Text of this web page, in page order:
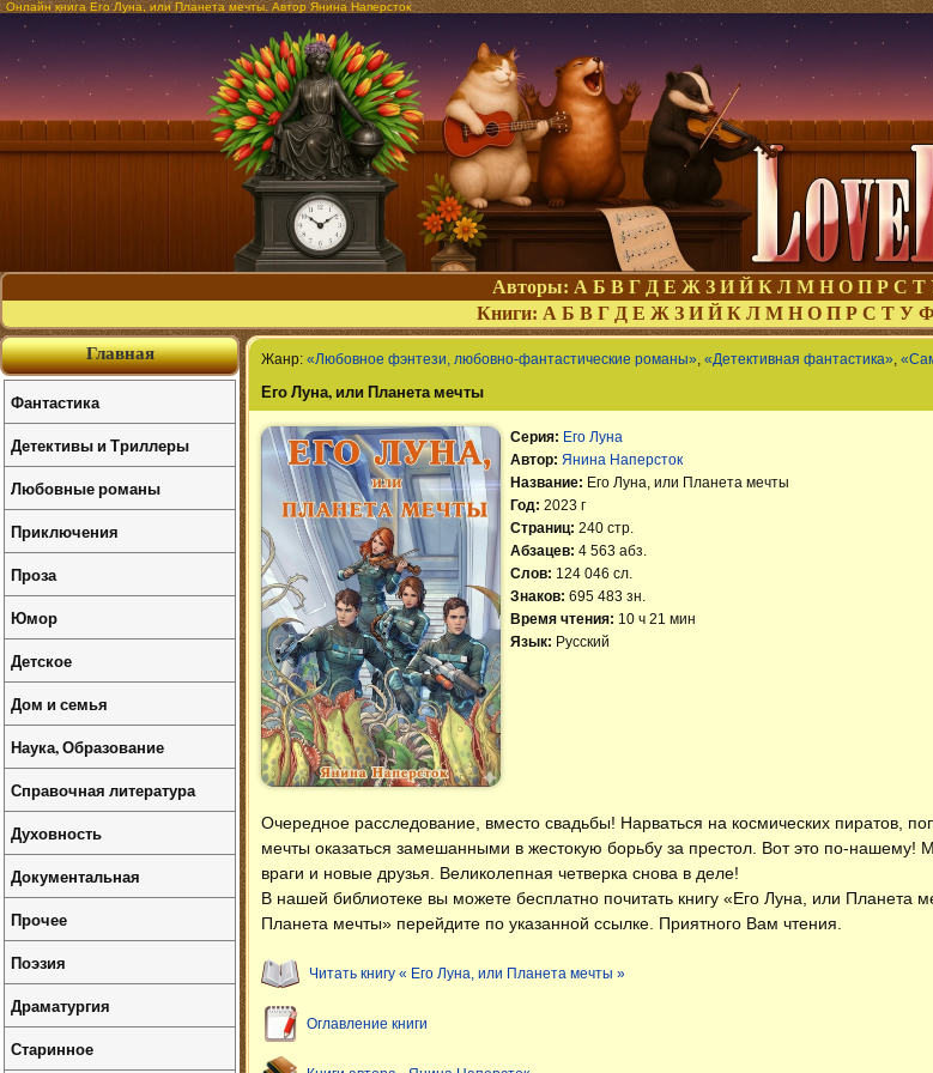
Онлайн книга Его Луна, или Планета мечты. Автор Янина Наперсток
Авторы: А Б В Г Д Е Ж З И Й К Л М Н О П Р С Т
Книги: А Б В Г Д Е Ж З И Й К Л М Н О П Р С Т У Ф
Жанр: «Любовное фэнтези, любовно-фантастические романы», «Детективная фантастика»,
Его Луна, или Планета мечты
Серия: Его Луна
Автор: Янина Наперсток
Название: Его Луна, или Планета мечты
Год: 2023 г
Страниц: 240 стр.
Абзацев: 4 563 абз.
Слов: 124 046 сл.
Знаков: 695 483 зн.
Время чтения: 10 ч 21 мин
Язык: Русский
Очередное расследование, вместо свадьбы! Нарваться на космических пиратов,
мечты оказаться замешанными в жестокую борьбу за престол. Вот это по-
враги и новые друзья. Великолепная четверка снова в деле!
В нашей библиотеке вы можете бесплатно почитать книгу «Его Луна, или Планета
Планета мечты» перейдите по указанной ссылке. Приятного Вам чтения.
Читать книгу « Его Луна, или Планета мечты »
Оглавление книги
Главная
Фантастика
Детективы и Триллеры
Любовные романы
Приключения
Проза
Юмор
Детское
Дом и семья
Наука, Образование
Справочная литература
Духовность
Документальная
Прочее
Поэзия
Драматургия
Старинное